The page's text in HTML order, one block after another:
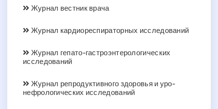
Журнал вестник врача
Журнал кардиореспираторных исследований
Журнал гепато-гастроэнтерологических
исследований
Журнал репродуктивного здоровья и уро-
нефрологических исследований